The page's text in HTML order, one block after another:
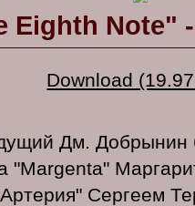
Eighth Note"
Download
Дм. Добрынин
"Margenta"
Артерия" Сергеем